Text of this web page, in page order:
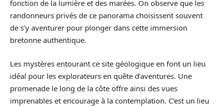
fonction de la lumière et des marées. On observe que les
randonneurs privés de ce panorama choisissent souvent
de s’y aventurer pour plonger dans cette immersion
bretonne authentique.
Les mystères entourant ce site géologique en font un lieu
idéal pour les explorateurs en quête d’aventures. Une
promenade le long de la côte offre ainsi des vues
imprenables et encourage à la contemplation. C’est un lieu